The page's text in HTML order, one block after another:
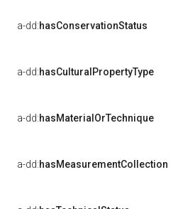
a-dd:hasConservationStatus
a-dd:hasCulturalPropertyType
a-dd:hasMaterialOrTechnique
a-dd:hasMeasurementCollection